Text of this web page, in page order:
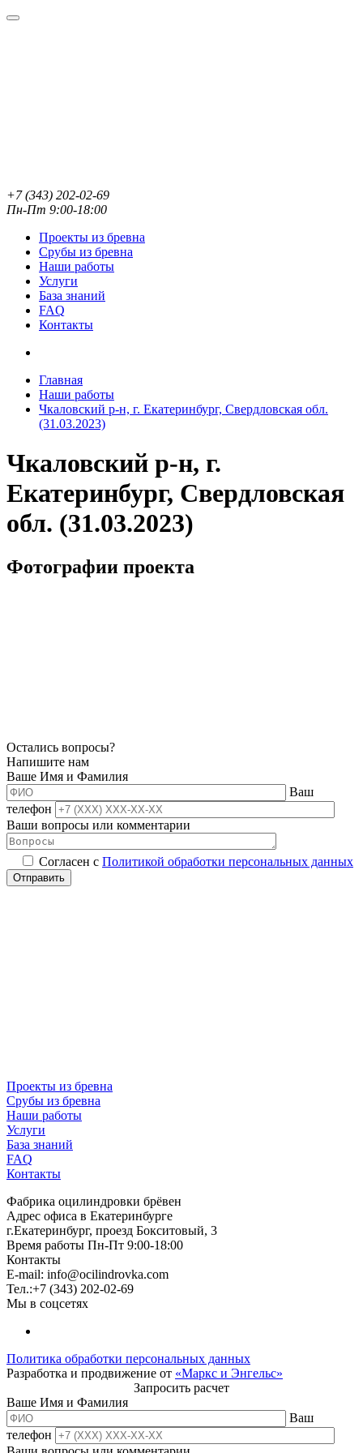
+7 (343) 202-02-69
Пн-Пт 9:00-18:00
Проекты из бревна
Срубы из бревна
Наши работы
Услуги
База знаний
FAQ
Контакты
Главная
Наши работы
Чкаловский р-н, г. Екатеринбург, Свердловская обл.
(31.03.2023)
Чкаловский р-н, г.
Екатеринбург, Свердловская
обл. (31.03.2023)
Фотографии проекта
Остались вопросы?
Напишите нам
Ваше Имя и Фамилия
Ваш
телефон
Ваши вопросы или комментарии
Согласен с Политикой обработки персональных данных
Проекты из бревна
Срубы из бревна
Наши работы
Услуги
База знаний
FAQ
Контакты
Фабрика оцилиндровки брёвен
Адрес офиса в Екатеринбурге
г.Екатеринбург, проезд Бокситовый, 3
Время работы Пн-Пт 9:00-18:00
Контакты
E-mail: info@ocilindrovka.com
Тел.:+7 (343) 202-02-69
Мы в соцсетях
Политика обработки персональных данных
Разработка и продвижение от «Маркс и Энгельс»
Запросить расчет
Ваше Имя и Фамилия
Ваш
телефон